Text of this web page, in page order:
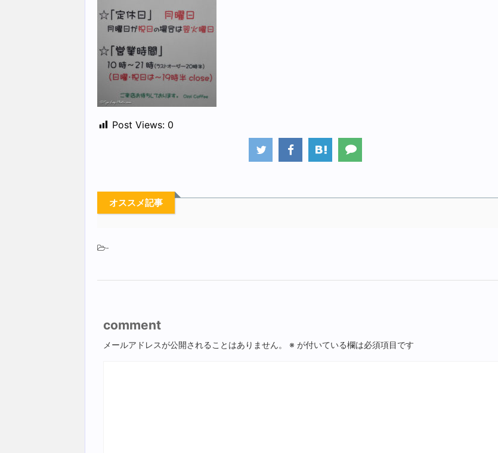
Post Views: 0
オススメ記事
-
comment
メールアドレスが公開されることはありません。 ※ が付いている欄は必須項目です